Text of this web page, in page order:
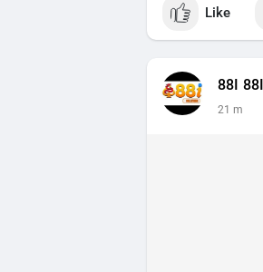
Like
88I 88I
21 m